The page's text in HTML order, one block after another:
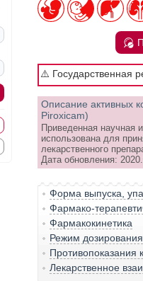
⚠️ Государственная
Описание активных
Piroxicam)
Приведенная
использована для
лекарственного
Дата обновления:
Форма выпуска,
Фармако-
Фармакокинетика
Режим дозирования
Противопоказания
Лекарственное